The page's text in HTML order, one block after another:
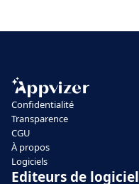
Confidentialité
Transparence
CGU
À propos
Logiciels
Editeurs de logiciel